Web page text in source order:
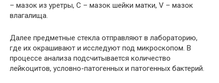
– мазок из уретры, С – мазок шейки матки, V – мазок
влагалища.
Далее предметные стекла отправляют в лабораторию,
где их окрашивают и исследуют под микроскопом. В
процессе анализа подсчитывается количество
лейкоцитов, условно-патогенных и патогенных бактерий.